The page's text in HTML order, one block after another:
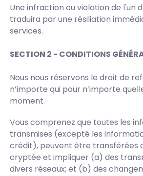
Une infraction ou violation de l'un
traduira par une résiliation
services.
SECTION 2 - CONDITIONS
Nous nous réservons le droit de
n’importe qui pour n’importe
moment.
Vous comprenez que toutes les
transmises (excepté les
crédit), peuvent être transférées
cryptée et impliquer (a) des
divers réseaux; et (b) des